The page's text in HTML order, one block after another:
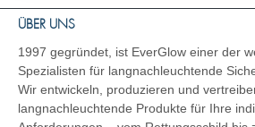
ÜBER UNS
1997 gegründet, ist EverGlow einer der
Spezialisten für langnachleuchtende
Wir entwickeln, produzieren und
langnachleuchtende Produkte für Ihre